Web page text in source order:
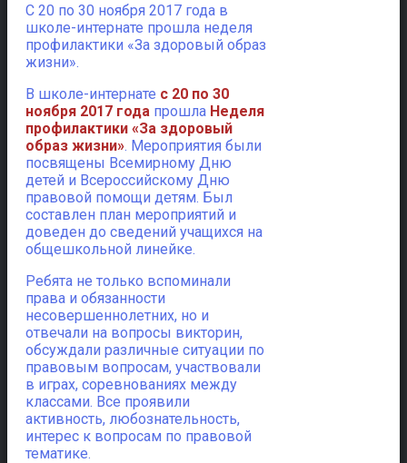
С 20 по 30 ноября 2017 года в
школе-интернате прошла неделя
профилактики «За здоровый образ
жизни».
В школе-интернате с 20 по 30
ноября 2017 года прошла Неделя
профилактики «За здоровый
образ жизни». Мероприятия были
посвящены Всемирному Дню
детей и Всероссийскому Дню
правовой помощи детям. Был
составлен план мероприятий и
доведен до сведений учащихся на
общешкольной линейке.
Ребята не только вспоминали
права и обязанности
несовершеннолетних, но и
отвечали на вопросы викторин,
обсуждали различные ситуации по
правовым вопросам, участвовали
в играх, соревнованиях между
классами. Все проявили
активность, любознательность,
интерес к вопросам по правовой
тематике.